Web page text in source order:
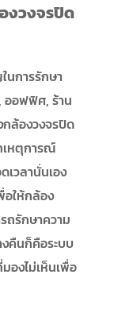
งวงจรปิด
นการรักษา
ออฟฟิศ, ร้าน
กล้องวงจรปิด
หตุการณ์
เวลานั่นเอง
ให้กล้อง
ถรักษาความ
งคืนก็คือระบบ
องไม่เห็นเพื่อ